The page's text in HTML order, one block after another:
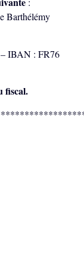
Barthélémy
– IBAN : FR76
fiscal.